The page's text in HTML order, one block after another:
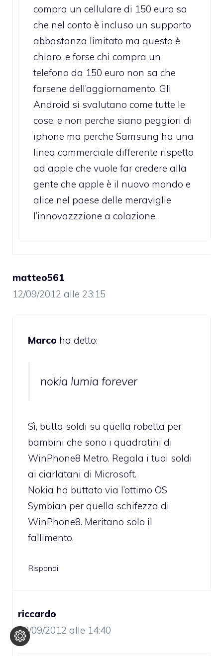
compra un cellulare di 150 euro sa
che nel conto è incluso un supporto
abbastanza limitato ma questo è
chiaro, e forse chi compra un
telefono da 150 euro non sa che
farsene dell’aggiornamento. Gli
Android si svalutano come tutte le
cose, e non perche siano peggiori di
iphone ma perche Samsung ha una
linea commerciale differente rispetto
ad apple che vuole far credere alla
gente che apple è il nuovo mondo e
alice nel paese delle meraviglie
l’innovazzzione a colazione.
matteo561
12/09/2012 alle 23:15
Marco ha detto:
nokia lumia forever
Sì, butta soldi su quella robetta per
bambini che sono i quadratini di
WinPhone8 Metro. Regala i tuoi soldi
ai ciarlatani di Microsoft.
Nokia ha buttato via l’ottimo OS
Symbian per quella schifezza di
WinPhone8. Meritano solo il
fallimento.
Rispondi
riccardo
13/09/2012 alle 14:40